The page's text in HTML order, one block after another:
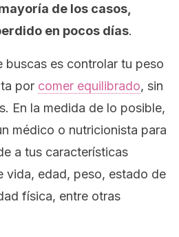
de los casos,
en pocos días.
buscas es controlar tu peso
por comer equilibrado, sin
En la medida de lo posible,
médico o nutricionista para
a tus características
vida, edad, peso, estado de
física, entre otras